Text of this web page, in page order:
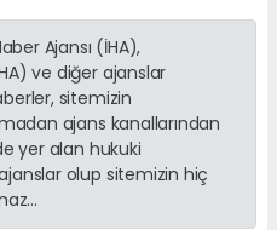
Ajansı (İHA),
ve diğer ajanslar
sitemizin
ajans kanallarından
yer alan hukuki
olup sitemizin hiç